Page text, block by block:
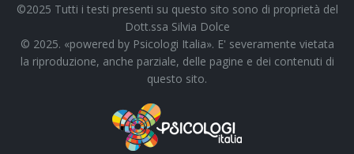
©2025 Tutti i testi presenti su questo sito sono di proprietà del
Dott.ssa Silvia Dolce
© 2025. «powered by Psicologi Italia». E' severamente vietata
la riproduzione, anche parziale, delle pagine e dei contenuti di
questo sito.